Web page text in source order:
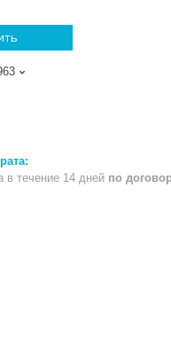
в течение 14 дней по